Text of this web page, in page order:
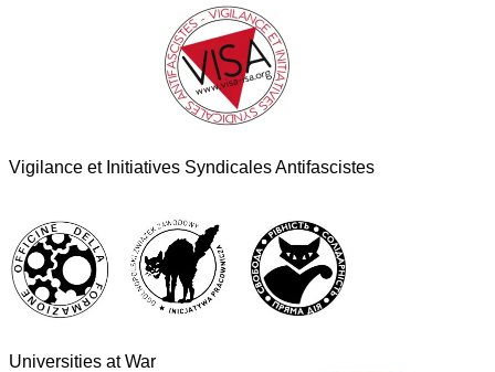
Vigilance et Initiatives Syndicales Antifascistes
Universities at War